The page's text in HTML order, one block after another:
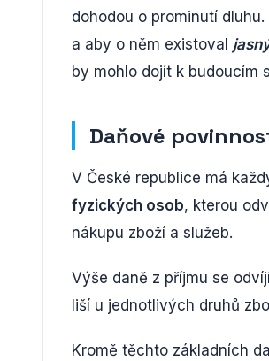
dohodou o prominutí
a aby o něm existoval
by mohlo dojít k budoucím
Daňové
V České republice má
fyzických osob, kterou
nákupu zboží a služeb.
Výše daně z příjmu se
liší u jednotlivých druhů
Kromě těchto základních